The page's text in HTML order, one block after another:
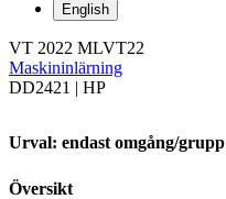
English
VT 2022 MLVT22
Maskininlärning
DD2421 | HP
Urval: endast omgång/grupp
Översikt